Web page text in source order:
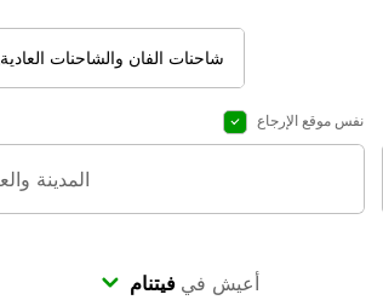
شاحنات الفان والشاحنات العادية
نفس موقع الإرجاع
أعيش في